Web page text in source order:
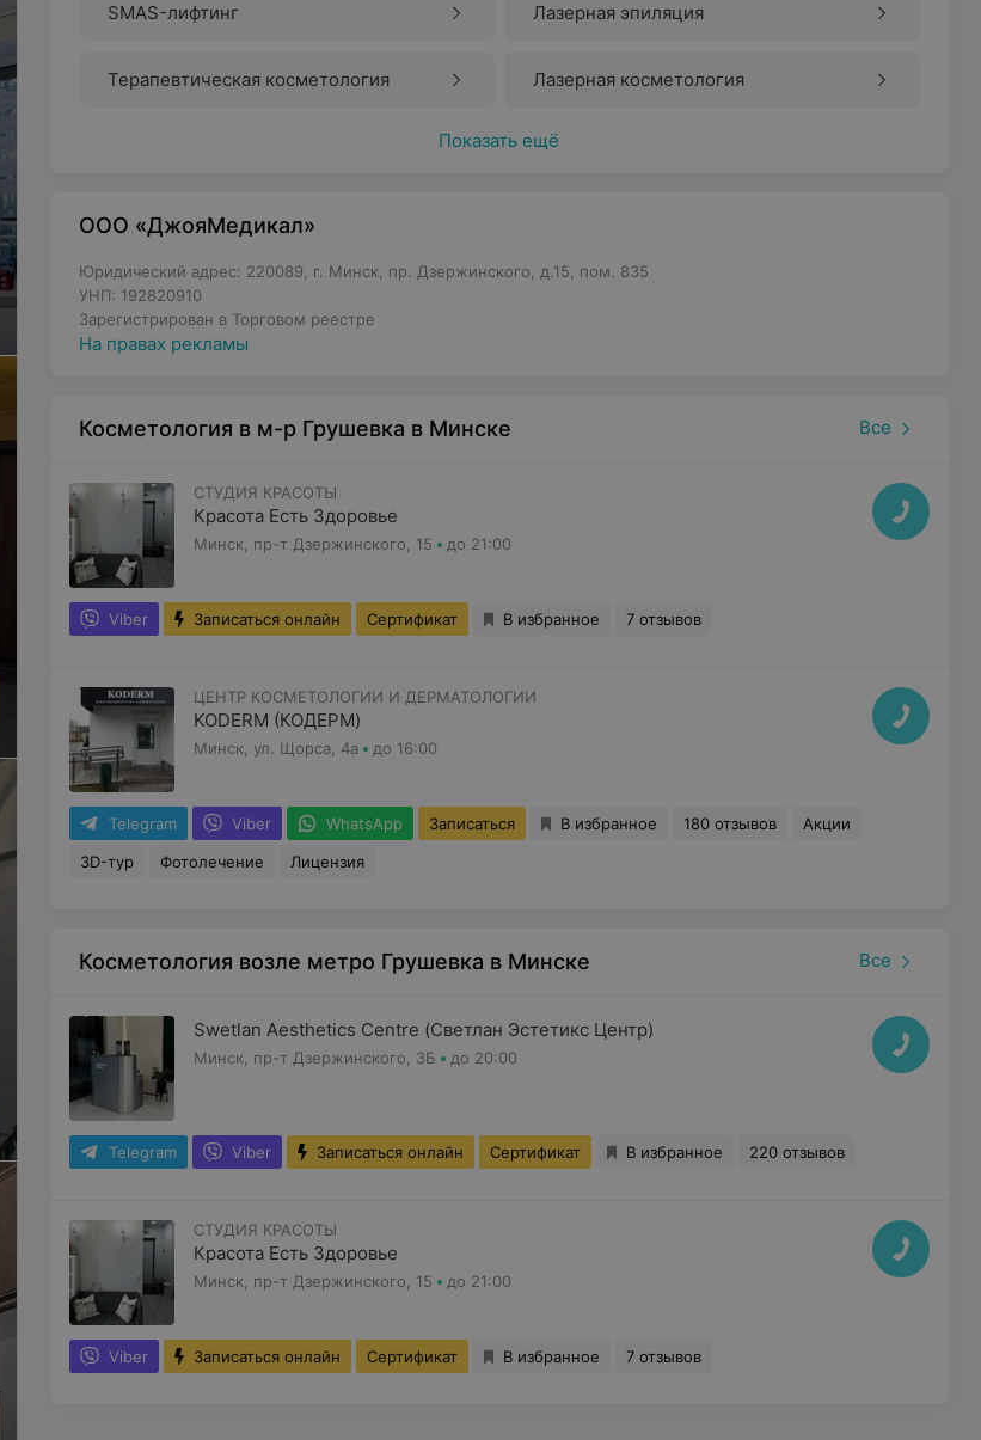
SMAS-лифтинг Лазерная эпиляция
Терапевтическая косметология Лазерная косметология
Показать ещё
ООО «ДжояМедикал»
Юридический адрес: 220089, г. Минск, пр. Дзержинского, д.15, пом. 835
УНП: 192820910
Зарегистрирован в Торговом реестре
На правах рекламы
Косметология в м-р Грушевка в Минске Все
СТУДИЯ КРАСОТЫ
Красота Есть Здоровье
Минск, пр-т Дзержинского, 15 до 21:00
Viber Записаться онлайн Сертификат В избранное 7 отзывов
ЦЕНТР КОСМЕТОЛОГИИ И ДЕРМАТОЛОГИИ
KODERM (КОДЕРМ)
Минск, ул. Щорса, 4а до 16:00
Telegram Viber WhatsApp Записаться В избранное 180 отзывов
Акции
3D-тур
Фотолечение Лицензия
Косметология возле метро Грушевка в Минске Все
Swetlan Aesthetics Centre (Светлан Эстетикс Центр)
Минск, пр-т Дзержинского, 3Б до 20:00
Telegram Viber Записаться онлайн Сертификат В избранное 220 отзывов
СТУДИЯ КРАСОТЫ
Красота Есть Здоровье
Минск, пр-т Дзержинского, 15 до 21:00
Viber Записаться онлайн Сертификат В избранное 7 отзывов